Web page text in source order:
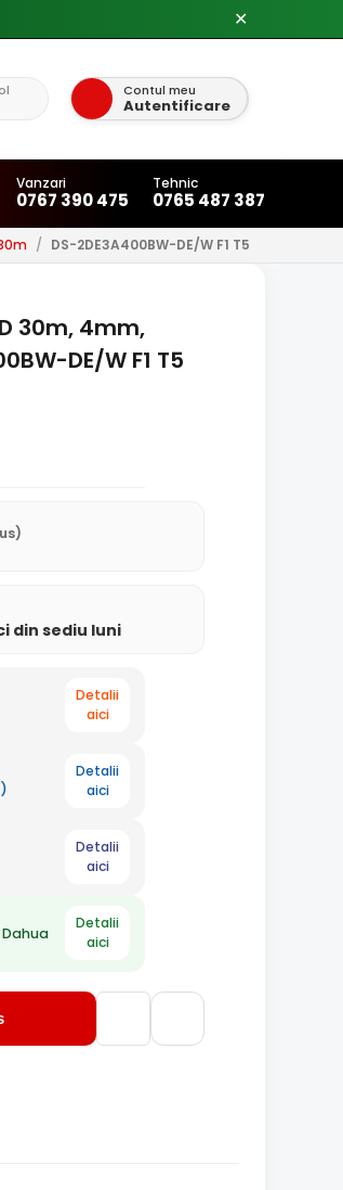
✕
Contul meu
Autentificare
Vanzari
0767 390 475
Tehnic
0765 487 387
/ DS-2DE3A400BW-DE/W F1 T5
30m, 4mm,
DE/W F1 T5
din sediu luni
Detalii
aici
Detalii
aici
Detalii
aici
Detalii
aici